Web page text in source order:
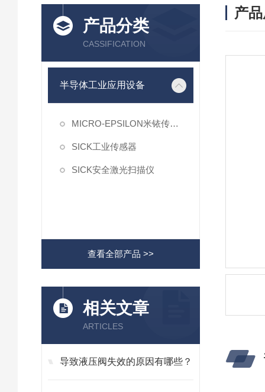
产品分类
CASSIFICATION
半导体工业应用设备
MICRO-EPSILON米铱传感器
SICK工业传感器
SICK安全激光扫描仪
查看全部产品 >>
相关文章
ARTICLES
导致液压阀失效的原因有哪些？
产